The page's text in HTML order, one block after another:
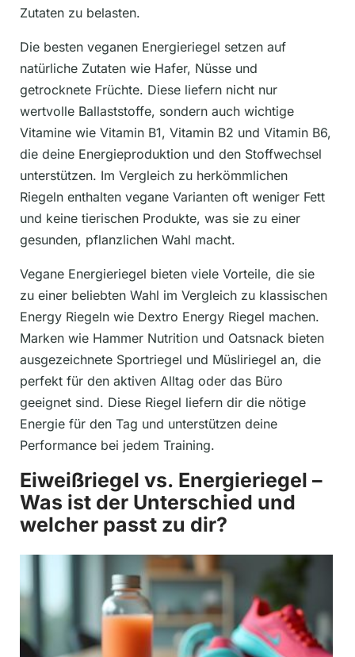
Zutaten zu belasten.
Die besten veganen Energieriegel setzen auf
natürliche Zutaten wie Hafer, Nüsse und
getrocknete Früchte. Diese liefern nicht nur
wertvolle Ballaststoffe, sondern auch wichtige
Vitamine wie Vitamin B1, Vitamin B2 und Vitamin B6,
die deine Energieproduktion und den Stoffwechsel
unterstützen. Im Vergleich zu herkömmlichen
Riegeln enthalten vegane Varianten oft weniger Fett
und keine tierischen Produkte, was sie zu einer
gesunden, pflanzlichen Wahl macht.
Vegane Energieriegel bieten viele Vorteile, die sie
zu einer beliebten Wahl im Vergleich zu klassischen
Energy Riegeln wie Dextro Energy Riegel machen.
Marken wie Hammer Nutrition und Oatsnack bieten
ausgezeichnete Sportriegel und Müsliriegel an, die
perfekt für den aktiven Alltag oder das Büro
geeignet sind. Diese Riegel liefern dir die nötige
Energie für den Tag und unterstützen deine
Performance bei jedem Training.
Eiweißriegel vs. Energieriegel –
Was ist der Unterschied und
welcher passt zu dir?